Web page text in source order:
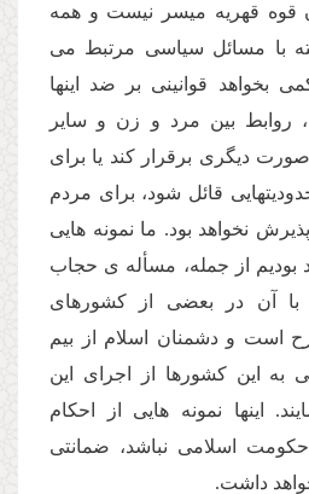
قوه قهریه میسر نیست و همه
با مسائل سیاسى مرتبط مى
بخواهد قوانینى بر ضد اینها
روابط بین مرد و زن و سایر
دیگرى برقرار كند یا براى
قائل شود، براى مردم
نخواهد بود. ما نمونه هایى
بودیم از جمله، مسأله ى حجاب
با آن در بعضى از كشورهاى
است و دشمنان اسلام از بیم
این كشورها از اجراى این
اینها نمونه هایى از احكام
اسلامى نباشد، ضمانتى
داشت.